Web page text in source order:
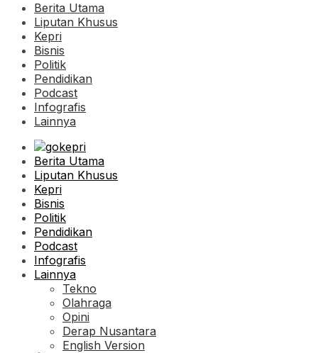
Berita Utama
Liputan Khusus
Kepri
Bisnis
Politik
Pendidikan
Podcast
Infografis
Lainnya
Berita Utama
Liputan Khusus
Kepri
Bisnis
Politik
Pendidikan
Podcast
Infografis
Lainnya
Tekno
Olahraga
Opini
Derap Nusantara
English Version